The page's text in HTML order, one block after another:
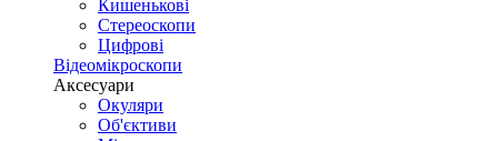
Кишенькові
Стереоскопи
Цифрові
Відеомікроскопи
Аксесуари
Окуляри
Об'єктиви